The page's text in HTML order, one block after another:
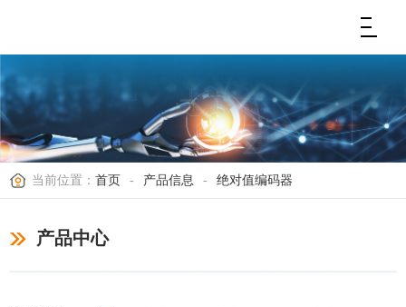
当前位置： 首页 - 产品信息 - 绝对值编码器
产品中心